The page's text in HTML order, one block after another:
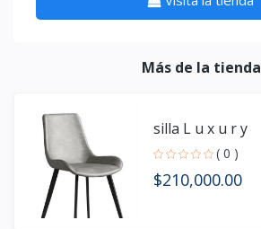
Más de la tienda
silla L u x u r y
( 0 )
$210,000.00